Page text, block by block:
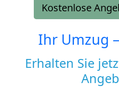
Kostenlose
Ihr Umzug –
Erhalten Sie